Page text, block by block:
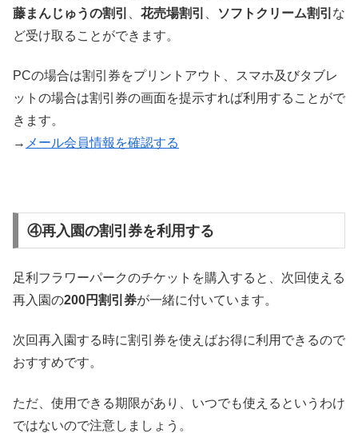
藤まんじゅうの割引
花売場割引 ソフトクリーム割引 な
ど受け取ることができます。
PCの場合は割引券をプリントアウト、スマホ及びタブレ
ットの場合は割引券の画面を提示すれば利用することがで
きます。
→ メール会員情報を確認する
④再入園の割引券を利用する
足利フラワーパークのチケットを購入すると、次回使える
再入園の200円割引券が一緒に付いています。
次回再入園する時に割引券を使えばお得に利用できるので
おすすめです。
ただ、使用できる期限があり、いつでも使えるというわけ
ではないので注意しましょう。